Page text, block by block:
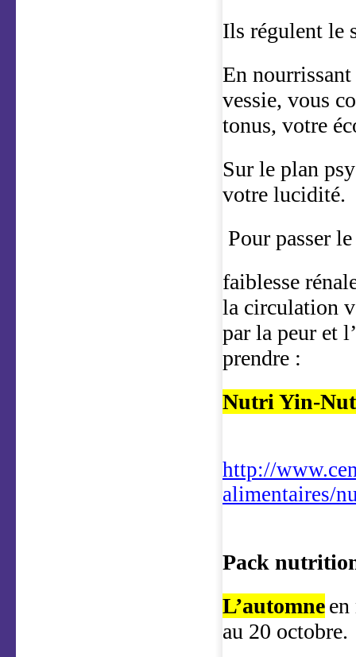
Ils régulent le
En
vessie, vous
tonus, votre
Sur le plan
votre lucidité.
Pour passer
faiblesse
la circulation
par la peur et
prendre :
Nutri Yin-
http://
alimentaires/
Pack
L’automne
au 20 octobre.